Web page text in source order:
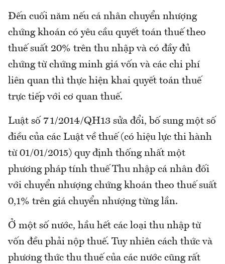
Đến cuối năm nếu cá nhân chuyển nhượng
chứng khoán có yêu cầu quyết toán thuế theo
thuế suất 20% trên thu nhập và có đầy đủ
chứng từ chứng minh giá vốn và các chi phí
liên quan thì thực hiện khai quyết toán thuế
trực tiếp với cơ quan thuế.
Luật số 71/2014/QH13 sửa đổi, bố sung một số
điều của các Luật về thuế (có hiệu lực thi hành
từ 01/01/2015) quy định thống nhất một
phương pháp tính thuế Thu nhập cá nhân đối
với chuyển nhượng chứng khoán theo thuế suất
0,1% trên giá chuyển nhượng từng lần.
Ở một số nước, hầu hết các loại thu nhập từ
vốn đều phải nộp thuế. Tuy nhiên cách thức và
phương thức thu thuế của các nước cũng rất